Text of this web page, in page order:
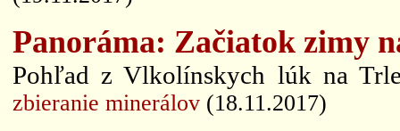
Panoráma: Začiatok zimy
Pohľad z Vlkolínskych lúk na
zbieranie minerálov (18.11.2017)